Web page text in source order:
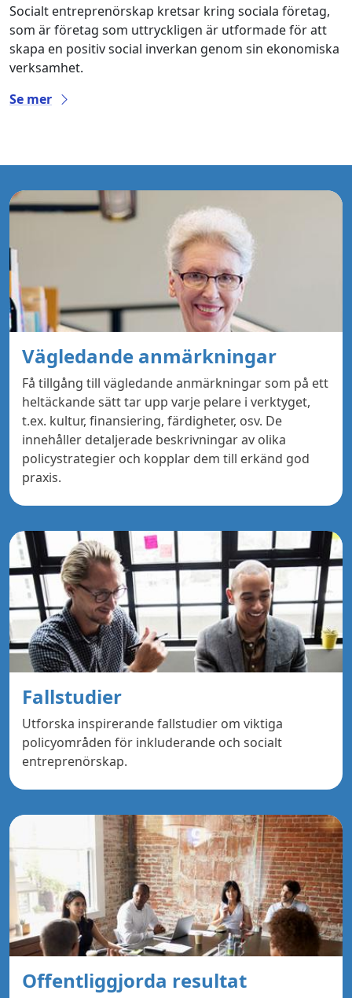
Socialt entreprenörskap kretsar kring sociala företag,
som är företag som uttryckligen är utformade för att
skapa en positiv social inverkan genom sin ekonomiska
verksamhet.
Se mer
Vägledande anmärkningar
Få tillgång till vägledande anmärkningar som på ett
heltäckande sätt tar upp varje pelare i verktyget,
t.ex. kultur, finansiering, färdigheter, osv. De
innehåller detaljerade beskrivningar av olika
policystrategier och kopplar dem till erkänd god
praxis.
Fallstudier
Utforska inspirerande fallstudier om viktiga
policyområden för inkluderande och socialt
entreprenörskap.
Offentliggjorda resultat